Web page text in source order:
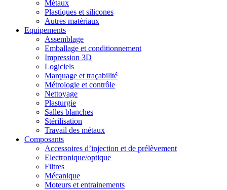
Métaux
Plastiques et silicones
Autres matériaux
Equipements
Assemblage
Emballage et conditionnement
Impression 3D
Logiciels
Marquage et traçabilité
Métrologie et contrôle
Nettoyage
Plasturgie
Salles blanches
Stérilisation
Travail des métaux
Composants
Accessoires d’injection et de prélèvement
Electronique/optique
Filtres
Mécanique
Moteurs et entrainements